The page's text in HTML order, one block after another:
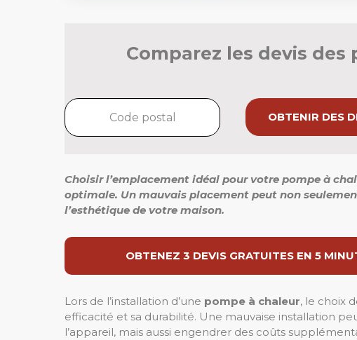
Comparez les devis des
OBTENIR DES
Choisir l’emplacement idéal pour votre pompe à
optimale. Un mauvais placement peut non
l’esthétique de votre maison.
OBTENEZ 3 DEVIS GRATUITES EN 5
Lors de l’installation d’une pompe à chaleur, le choix
efficacité et sa durabilité. Une mauvaise installation
l’appareil, mais aussi engendrer des coûts